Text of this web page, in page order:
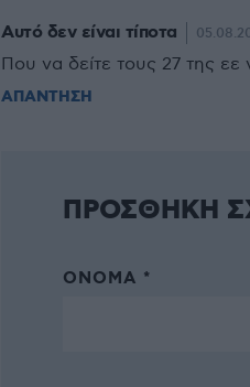
Αυτό δεν είναι τίποτα
Που να δείτε τους 27 της εε
ΑΠΑΝΤΗΣΗ
ΠΡΟΣΘΗΚΗ
ΌΝΟΜΑ *